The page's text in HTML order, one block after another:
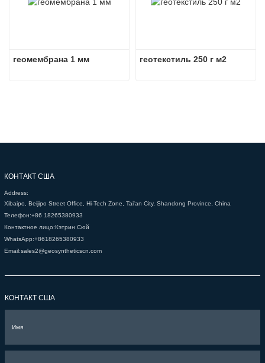
геомембрана 1 мм геотекстиль 250 г м2
КОНТАКТ США
Address:
Xibaipo, Beijipo Street Office, Hi-Tech Zone, Tai'an City, Shandong Province, China
Телефон:+86 18265380933
Контактное лицо:Кэтрин Сюй
WhatsApp:+8618265380933
Email:sales2@geosyntheticscn.com
КОНТАКТ США